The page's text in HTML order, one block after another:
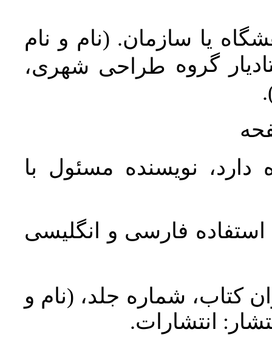
یا سازمان. (نام و نام
گروه طراحی شهری،
نویسنده مسئول با
استفاده فارسی و انگلیسی
کتاب، شماره جلد، (نام و
انتشارات.